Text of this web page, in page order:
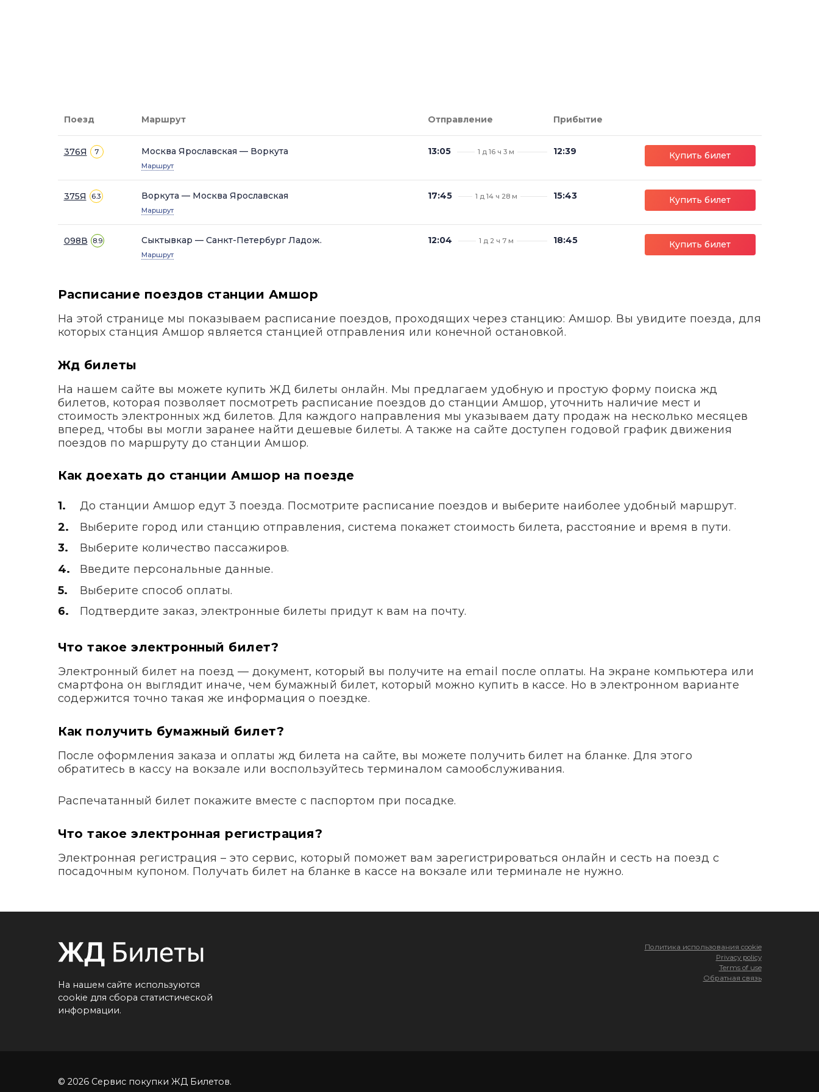
Поезд Маршрут Отправление Прибытие
376Я 7 Москва Ярославская — Воркута
Маршрут
13:05 1 д 16 ч 3 м 12:39 Купить билет
375Я 6.3 Воркута — Москва Ярославская
Маршрут
17:45 1 д 14 ч 28 м 15:43 Купить билет
098В 8.9 Сыктывкар — Санкт-Петербург Ладож.
Маршрут
12:04 1 д 2 ч 7 м 18:45 Купить билет
Расписание поездов станции Амшор
На этой странице мы показываем расписание поездов, проходящих через станцию: Амшор. Вы увидите поезда, для
которых станция Амшор является станцией отправления или конечной остановкой.
Жд билеты
На нашем сайте вы можете купить ЖД билеты онлайн. Мы предлагаем удобную и простую форму поиска жд
билетов, которая позволяет посмотреть расписание поездов до станции Амшор, уточнить наличие мест и
стоимость электронных жд билетов. Для каждого направления мы указываем дату продаж на несколько месяцев
вперед, чтобы вы могли заранее найти дешевые билеты. А также на сайте доступен годовой график движения
поездов по маршруту до станции Амшор.
Как доехать до станции Амшор на поезде
До станции Амшор едут 3 поезда. Посмотрите расписание поездов и выберите наиболее удобный маршрут.
Выберите город или станцию отправления, система покажет стоимость билета, расстояние и время в пути.
Выберите количество пассажиров.
Введите персональные данные.
Выберите способ оплаты.
Подтвердите заказ, электронные билеты придут к вам на почту.
Что такое электронный билет?
Электронный билет на поезд — документ, который вы получите на email после оплаты. На экране компьютера или
смартфона он выглядит иначе, чем бумажный билет, который можно купить в кассе. Но в электронном варианте
содержится точно такая же информация о поездке.
Как получить бумажный билет?
После оформления заказа и оплаты жд билета на сайте, вы можете получить билет на бланке. Для этого
обратитесь в кассу на вокзале или воспользуйтесь терминалом самообслуживания.
Распечатанный билет покажите вместе с паспортом при посадке.
Что такое электронная регистрация?
Электронная регистрация – это сервис, который поможет вам зарегистрироваться онлайн и сесть на поезд с
посадочным купоном. Получать билет на бланке в кассе на вокзале или терминале не нужно.
На нашем сайте используются
cookie для сбора статистической
информации.
Политика использования cookie
Privacy policy
Terms of use
Обратная связь
© 2026 Сервис покупки ЖД Билетов.